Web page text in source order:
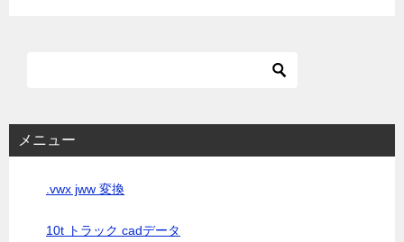
メニュー
.vwx jww 変換
10t トラック cadデータ